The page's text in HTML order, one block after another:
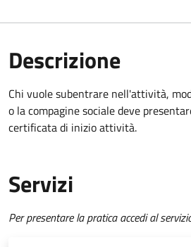
Descrizione
Chi vuole subentrare nell'attività,
o la compagine sociale deve
certificata di inizio attività.
Servizi
Per presentare la pratica accedi al